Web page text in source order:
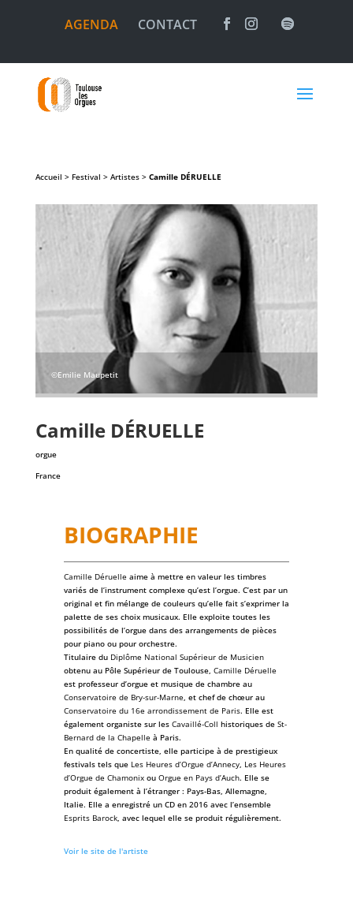
AGENDA CONTACT
Accueil > Festival > Artistes > Camille DÉRUELLE
©Emilie Maupetit
Camille DÉRUELLE
orgue
France
BIOGRAPHIE
Camille Déruelle aime à mettre en valeur les timbres
variés de l’instrument complexe qu’est l’orgue. C’est par un
original et fin mélange de couleurs qu’elle fait s’exprimer la
palette de ses choix musicaux. Elle exploite toutes les
possibilités de l’orgue dans des arrangements de pièces
pour piano ou pour orchestre.
Titulaire du Diplôme National Supérieur de Musicien
obtenu au Pôle Supérieur de Toulouse, Camille Déruelle
est professeur d’orgue et musique de chambre au
Conservatoire de Bry-sur-Marne , et chef de chœur au
Conservatoire du 16e arrondissement de Paris. Elle est
également organiste sur les Cavaillé-Coll historiques de St-
Bernard de la Chapelle à Paris.
En qualité de concertiste, elle participe à de prestigieux
festivals tels que Les Heures d’Orgue d’Annecy, Les Heures
d’Orgue de Chamonixou Orgue en Pays d’Auch. Elle se
produit également à l’étranger : Pays-Bas, Allemagne,
Italie. Elle a enregistré un CD en 2016 avec l’ensemble
Esprits Barock, avec lequel elle se produit régulièrement.
Voir le site de l'artiste